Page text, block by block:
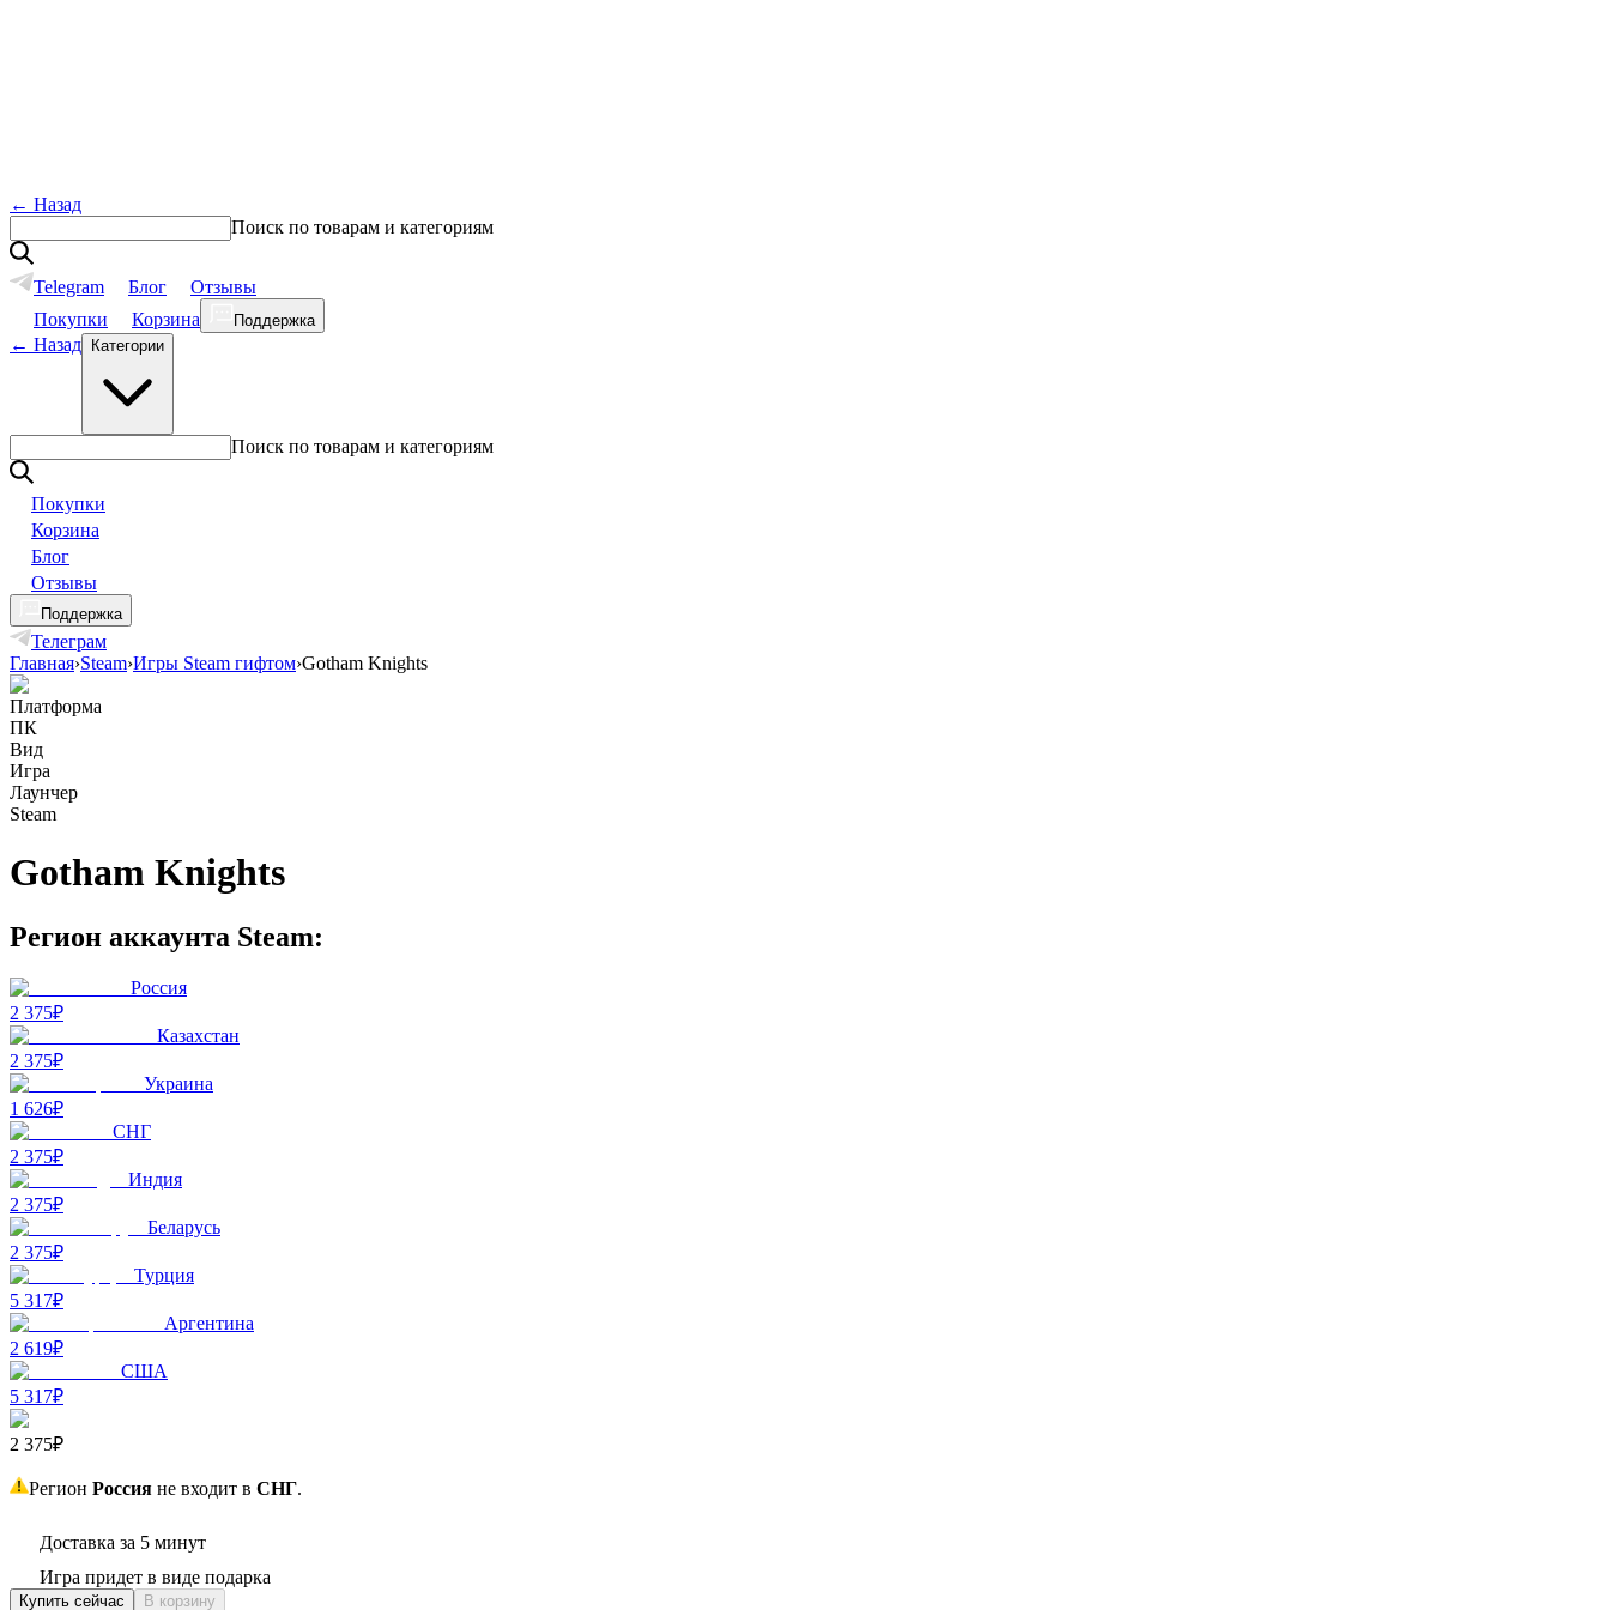
← Назад
Поиск по товарам и категориям
Telegram Блог
Отзывы
Покупки
Корзина Поддержка
← Назад Категории
Поиск по товарам и категориям
Покупки
Корзина
Блог
Отзывы
Поддержка
Телеграм
Главная›Steam›Игры Steam гифтом›Gotham Knights
Платформа
ПК
Вид
Игра
Лаунчер
Steam
Gotham Knights
Регион аккаунта Steam:
Россия
2 375₽
Казахстан
2 375₽
Украина
1 626₽
СНГ
2 375₽
Индия
2 375₽
Беларусь
2 375₽
Турция
5 317₽
Аргентина
2 619₽
США
5 317₽
2 375₽
Регион Россия не входит в СНГ.
Доставка за 5 минут
Игра придет в виде подарка
Купить сейчас В корзину